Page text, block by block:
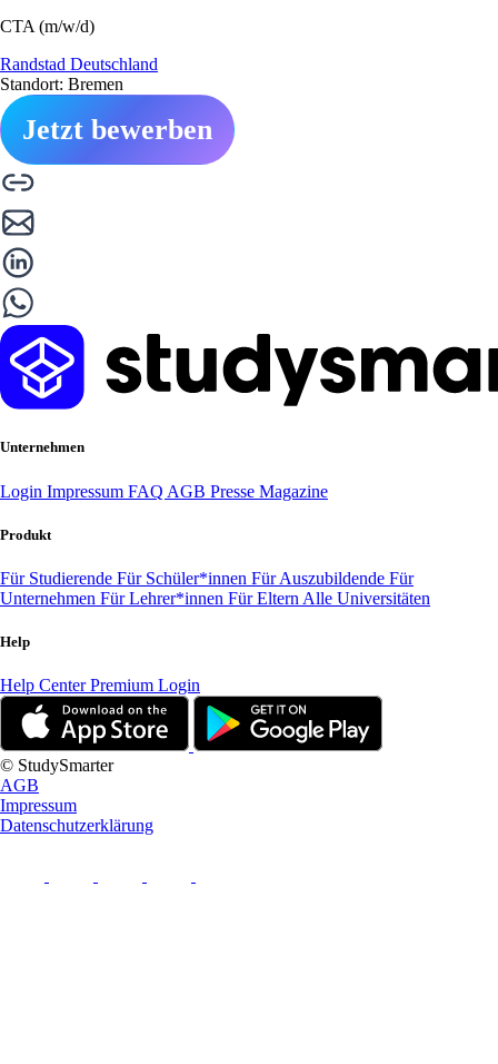
CTA (m/w/d)
Randstad Deutschland
Standort: Bremen
Jetzt bewerben
Unternehmen
Login Impressum FAQ AGB Presse Magazine
Produkt
Für Studierende Für Schüler*innen Für Auszubildende Für
Unternehmen Für Lehrer*innen Für Eltern Alle Universitäten
Help
Help CenterPremium Login
© StudySmarter
AGB
Impressum
Datenschutzerklärung